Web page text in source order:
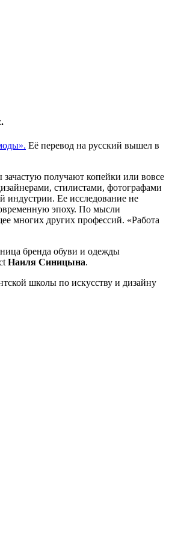
Её перевод на русский вышел в
зачастую получают копейки или вовсе
стилистами, фотографами
индустрии. Ее исследование не
эпоху. По мысли
многих других профессий. «Работа
бренда обуви и одежды
Наиля Синицына.
школы по искусству и дизайну